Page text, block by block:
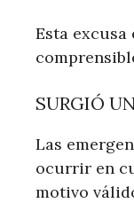
Esta excusa
SURGIÓ
Las
ocurrir en
motivo